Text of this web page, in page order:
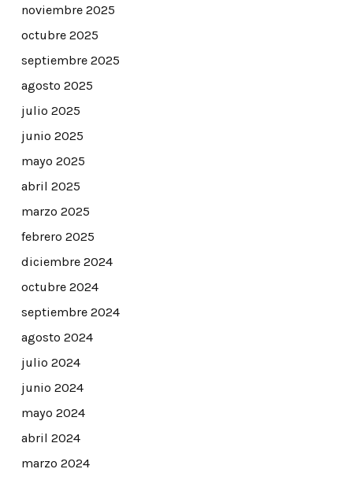
noviembre 2025
octubre 2025
septiembre 2025
agosto 2025
julio 2025
junio 2025
mayo 2025
abril 2025
marzo 2025
febrero 2025
diciembre 2024
octubre 2024
septiembre 2024
agosto 2024
julio 2024
junio 2024
mayo 2024
abril 2024
marzo 2024